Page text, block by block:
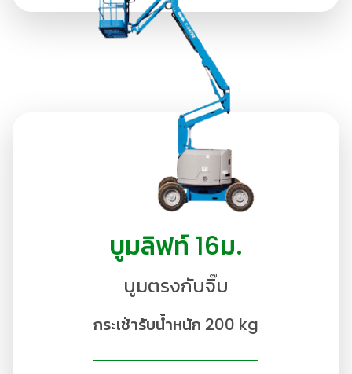
บูมลิฟท์ 16ม.
บูมตรงกับจิ๊บ
กระเช้ารับน้ำหนัก 200 kg